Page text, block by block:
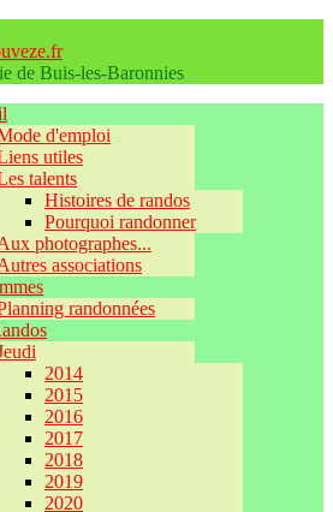
de Buis-les-Baronnies
d'emploi
utiles
talents
Histoires de randos
Pourquoi randonner
photographes...
associations
randonnées
2014
2015
2016
2017
2018
2019
2020